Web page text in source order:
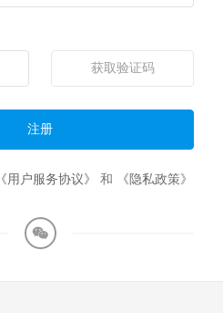
获取验证码
注册
《用户服务协议》 和 《隐私政策》